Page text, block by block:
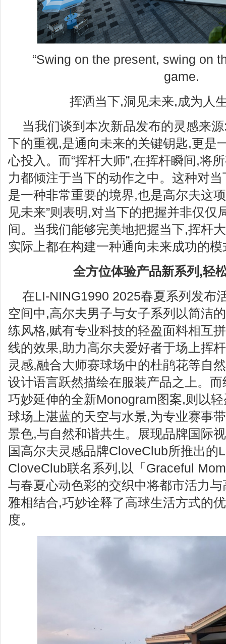
“Swing on the present, swing on
game.
挥洒当下,洞见未来,成为人
当我们谈到本次新品发布的灵感来
下的重视,是通向未来的关键钥匙,更是
心投入。而“挥杆大师”,在挥杆瞬间,将
力都倾注于当下的动作之中。这种对
是一种非常重要的境界,也是高尔夫这
见未来”则表明,对当下的把握并非仅仅
间。当我们能够完美地把握当下,挥杆
实际上都在构建一种通向未来成功的模
全方位体验产品新系列,轻
在LI-NING1990 2025春夏系列发布
空间中,高尔夫男子与女子系列以简洁
练风格,赋有专业科技的轻盈面料相互
线的效果,助力高尔夫爱好者于场上挥
灵感,融合大师赛球场中的杜鹃花等自
设计语言跃然描绘在服装产品之上。
巧妙延伸的全新Monogram图案,则以
球场上湛蓝的天空与水景,为专业赛事
景色,与自然和谐共生。展现品牌国际
国高尔夫灵感品牌CloveClub所推出的
CloveClub联名系列,以「Graceful
与春夏心动色彩的交织中将都市活力
雅相结合,巧妙诠释了高球生活方式的
度。